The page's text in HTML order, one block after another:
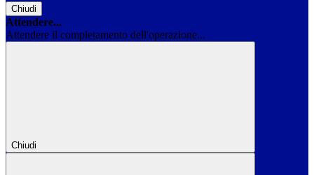
Chiudi
Attendere...
Attendere il completamento dell'operazione...
Chiudi